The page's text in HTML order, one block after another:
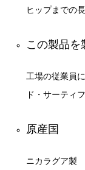
ヒップまでの
この製品を
工場の従業員
ド・サーティ
原産国
ニカラグア製